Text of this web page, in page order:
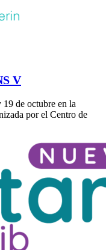
V
de octubre en la
por el Centro de